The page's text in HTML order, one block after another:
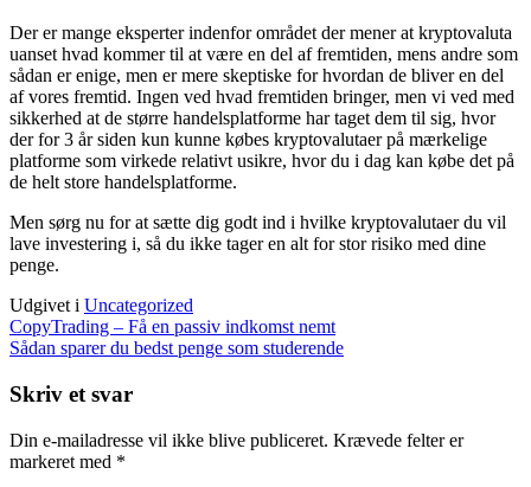
Der er mange eksperter indenfor området der mener at kryptovaluta
uanset hvad kommer til at være en del af fremtiden, mens andre som
sådan er enige, men er mere skeptiske for hvordan de bliver en del
af vores fremtid. Ingen ved hvad fremtiden bringer, men vi ved med
sikkerhed at de større handelsplatforme har taget dem til sig, hvor
der for 3 år siden kun kunne købes kryptovalutaer på mærkelige
platforme som virkede relativt usikre, hvor du i dag kan købe det på
de helt store handelsplatforme.
Men sørg nu for at sætte dig godt ind i hvilke kryptovalutaer du vil
lave investering i, så du ikke tager en alt for stor risiko med dine
penge.
Udgivet i Uncategorized
Indlægsnavigation
CopyTrading – Få en passiv indkomst nemt
Sådan sparer du bedst penge som studerende
Skriv et svar
Din e-mailadresse vil ikke blive publiceret. Krævede felter er
markeret med *